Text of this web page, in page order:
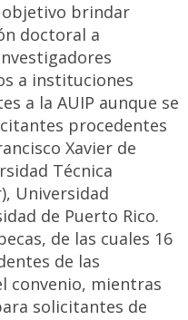
objetivo brindar
doctoral a
a instituciones
a la AUIP aunque se
procedentes
Xavier de
Técnica
Universidad
de Puerto Rico.
de las cuales 16
de las
convenio, mientras
solicitantes de